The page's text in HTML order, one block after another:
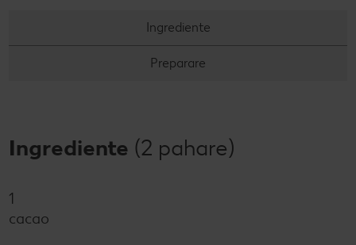
Revista Kaufland - Acum și pe WhatsApp!
Ingrediente
Preparare
Ingrediente (2 pahare)
1
cacao